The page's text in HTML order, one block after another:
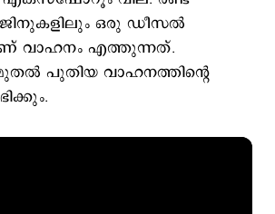
ഒരു ഡീസല്‍
വാഹനം എത്തുന്നത്.
പുതിയ വാഹനത്തിന്റെ